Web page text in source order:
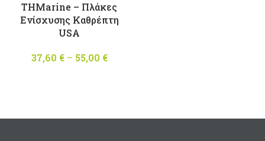
THMarine – Πλάκες
Ενίσχυσης Καθρέπτη
USA
37,60 € – 55,00 €